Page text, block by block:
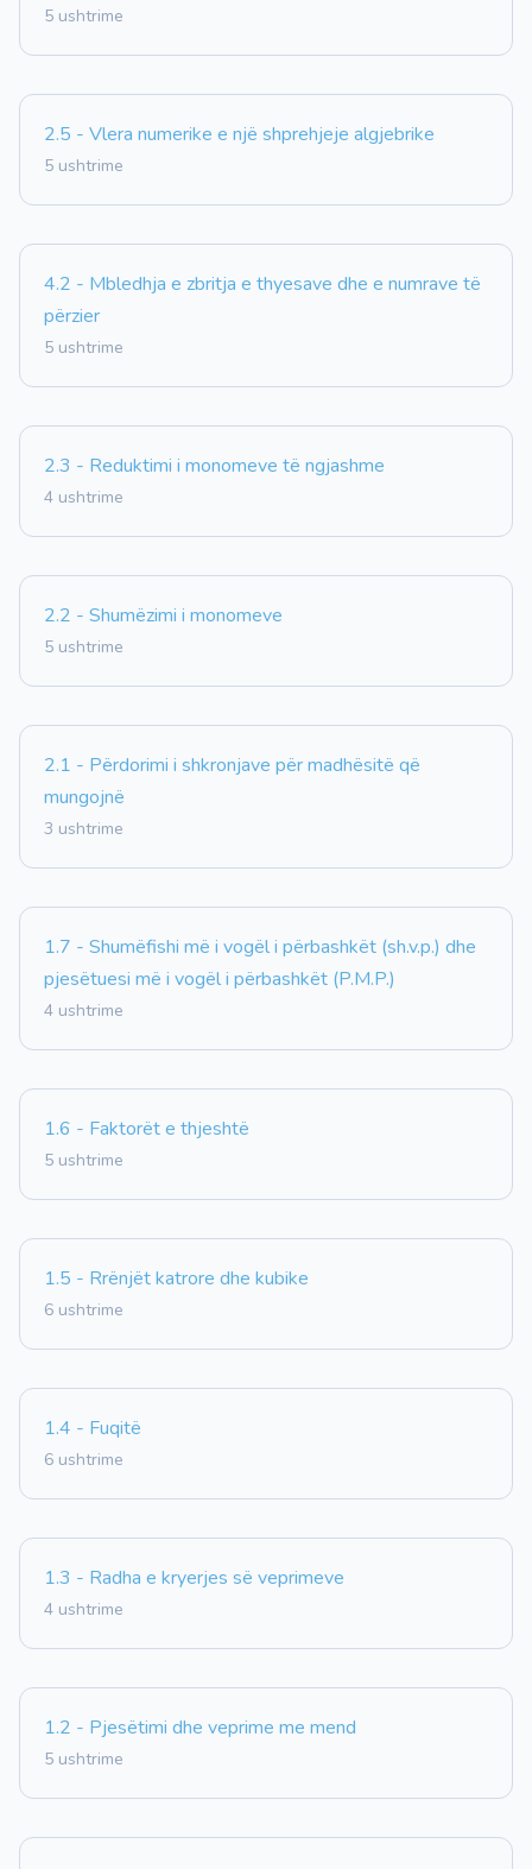
5 ushtrime
2.5 - Vlera numerike e një shprehjeje algjebrike
5 ushtrime
4.2 - Mbledhja e zbritja e thyesave dhe e numrave të
përzier
5 ushtrime
2.3 - Reduktimi i monomeve të ngjashme
4 ushtrime
2.2 - Shumëzimi i monomeve
5 ushtrime
2.1 - Përdorimi i shkronjave për madhësitë që
mungojnë
3 ushtrime
1.7 - Shumëfishi më i vogël i përbashkët (sh.v.p.) dhe
pjesëtuesi më i vogël i përbashkët (P.M.P.)
4 ushtrime
1.6 - Faktorët e thjeshtë
5 ushtrime
1.5 - Rrënjët katrore dhe kubike
6 ushtrime
1.4 - Fuqitë
6 ushtrime
1.3 - Radha e kryerjes së veprimeve
4 ushtrime
1.2 - Pjesëtimi dhe veprime me mend
5 ushtrime